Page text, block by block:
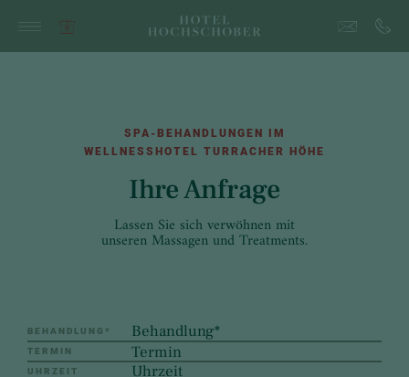
SPA-BEHANDLUNGEN IM
WELLNESSHOTEL TURRACHER HÖHE
Ihre Anfrage
Lassen Sie sich verwöhnen mit
unseren Massagen und Treatments.
BEHANDLUNG *
TERMIN
UHRZEIT